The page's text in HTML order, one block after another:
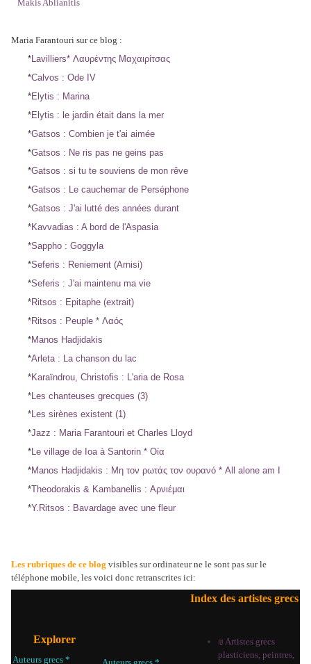
Makis Ablianitis
Maria Farantouri sur ce blog :
* Lavilliers* Λαυρέντης Μαχαιρίτσας
*Calvos : Ode IV
*Elytis : Marina
*Elytis : le jardin était dans la mer
*Gatsos : Combien je t'ai aimée
*Gatsos : Ne ris pas ne geins pas
*Gatsos : si tu te souviens de mon rêve
*Gatsos : Le cauchemar de Perséphone
*Gatsos : J'ai lutté des années durant
*Kavvadias : A bord de l'Aspasia
*Sappho : Goggyla
*Seferis : Reniement (Arnisi)
*Seferis : J'ai maintenu ma vie
*Ritsos : Epitaphe (extrait)
*Ritsos : Peuple * Λαός
*Manos Hadjidakis
*Arleta : La chanson du lac
*Karaïndrou, Christofis : L'aria de Rosa
*Les chanteuses grecques (3)
*Les sirènes existent (1)
*Jazz : Maria Farantouri et Charles Lloyd
*Le village de Ioa à Santorin * Οία
*Manos Hadjidakis : Μη τον ρωτάς τον ουρανό * All alone am I
*Theodorakis & Kambanellis : Αρνιέμαι
*Y.Ritsos : Bavardage avec une fleur
Les rubriques de ce blog visibles sur ordinateur ne le sont pas sur le
téléphone mobile, les voici donc retranscrites ici:
Explorer
Auteurs grecs *
Index des artistes grecs
₪ Artistes grecs
plasticiens, peintres,